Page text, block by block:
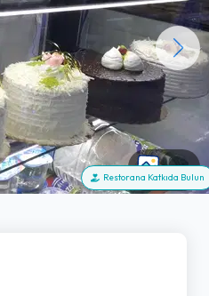
+34
Restorana Katkıda Bulun